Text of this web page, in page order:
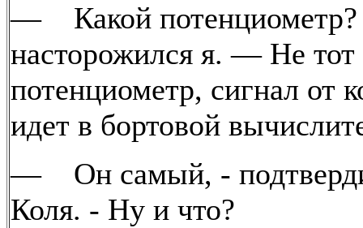
— Какой
насторожился я. — Не тот
потенциометр, сигнал от
идет в бортовой
— Он самый, -
Коля. - Ну и что?